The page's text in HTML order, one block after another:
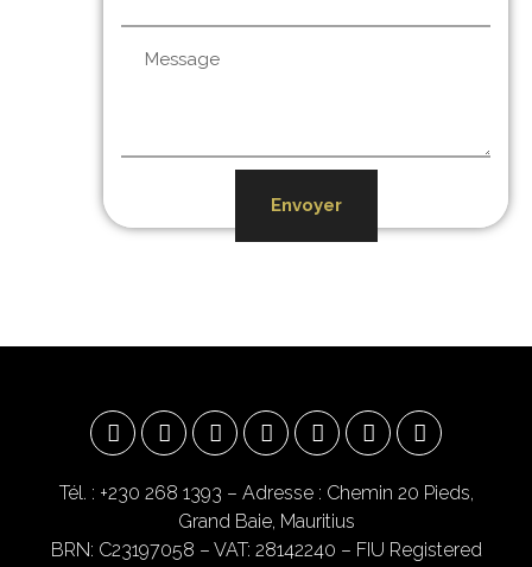
Envoyer
Tél. : +230 268 1393 – Adresse : Chemin 20 Pieds,
Grand Baie, Mauritius
BRN: C23197058 – VAT: 28142240 – FIU Registered